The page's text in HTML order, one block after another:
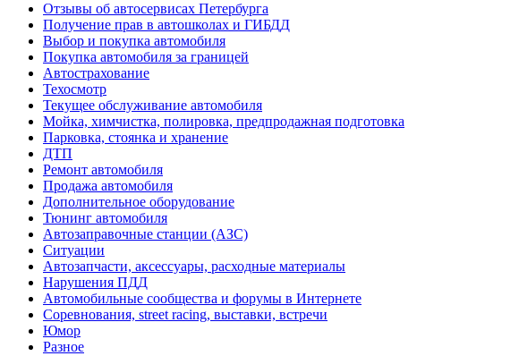
Отзывы об автосервисах Петербурга
Получение прав в автошколах и ГИБДД
Выбор и покупка автомобиля
Покупка автомобиля за границей
Автострахование
Техосмотр
Текущее обслуживание автомобиля
Мойка, химчистка, полировка, предпродажная подготовка
Парковка, стоянка и хранение
ДТП
Ремонт автомобиля
Продажа автомобиля
Дополнительное оборудование
Тюнинг автомобиля
Автозаправочные станции (АЗС)
Ситуации
Автозапчасти, аксессуары, расходные материалы
Нарушения ПДД
Автомобильные сообщества и форумы в Интернете
Соревнования, street racing, выставки, встречи
Юмор
Разное